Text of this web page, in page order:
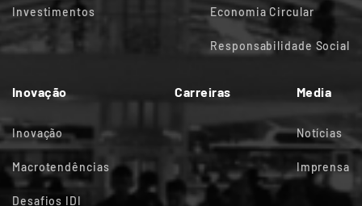
Investimentos Economia Circular
Responsabilidade Social
Inovação
Inovação
Macrotendências
Desafios IDI
Carreiras Media
Notícias
Imprensa